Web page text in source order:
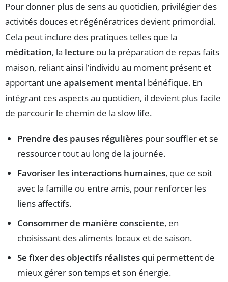
Pour donner plus de sens au quotidien, privilégier des
activités douces et régénératrices devient primordial.
Cela peut inclure des pratiques telles que la
méditation, la lecture ou la préparation de repas faits
maison, reliant ainsi l’individu au moment présent et
apportant une apaisement mental bénéfique. En
intégrant ces aspects au quotidien, il devient plus facile
de parcourir le chemin de la slow life.
Prendre des pauses régulières pour souffler et se
ressourcer tout au long de la journée.
Favoriser les interactions humaines, que ce soit
avec la famille ou entre amis, pour renforcer les
liens affectifs.
Consommer de manière consciente, en
choisissant des aliments locaux et de saison.
Se fixer des objectifs réalistes qui permettent de
mieux gérer son temps et son énergie.